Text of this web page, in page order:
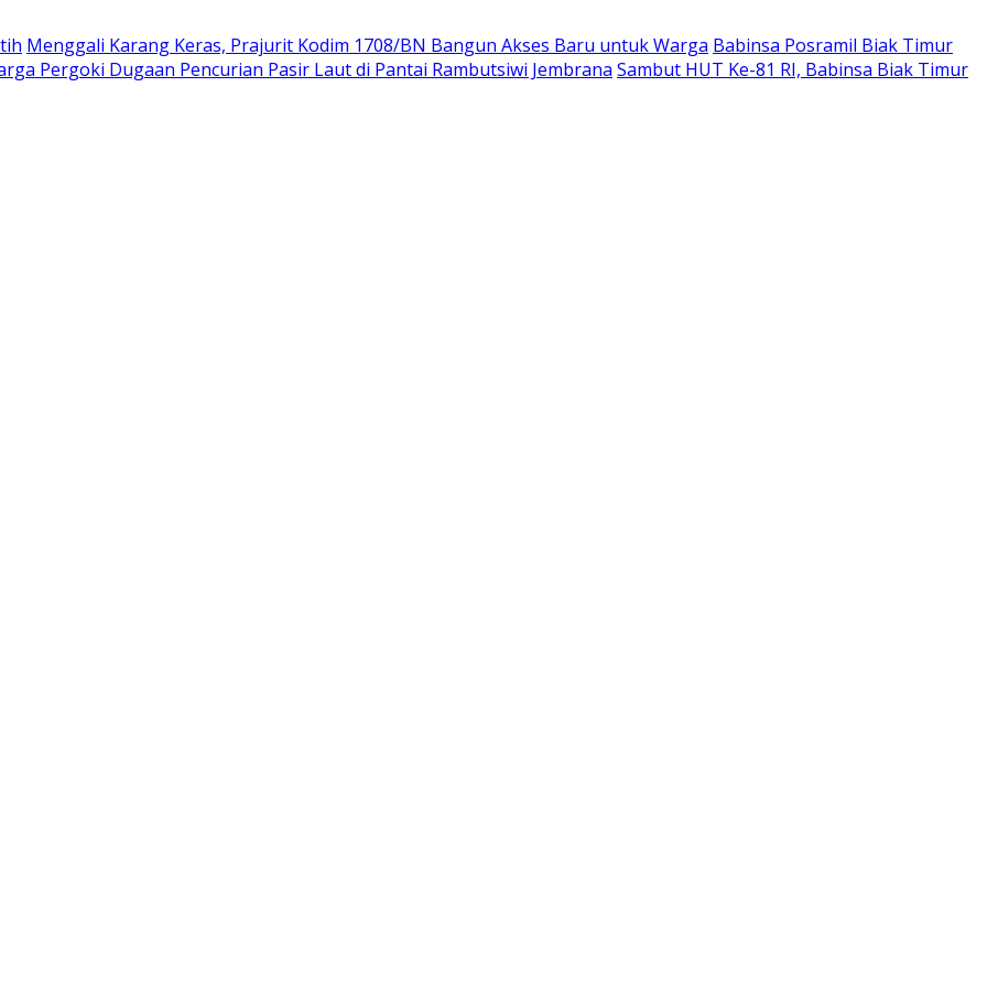
Menggali Karang Keras, Prajurit Kodim 1708/BN Bangun Akses Baru untuk Warga Babinsa Posramil Biak Timur
Pergoki Dugaan Pencurian Pasir Laut di Pantai Rambutsiwi Jembrana Sambut HUT Ke-81 RI, Babinsa Biak Timur